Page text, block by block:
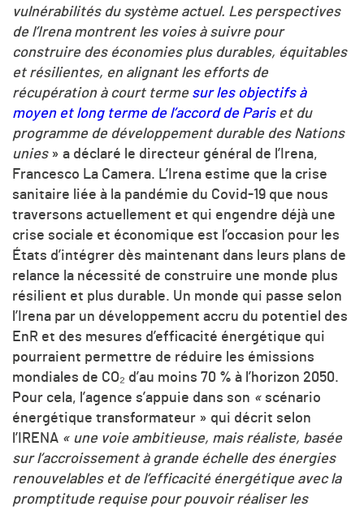
vulnérabilités du système actuel. Les perspectives
de l’Irena montrent les voies à suivre pour
construire des économies plus durables, équitables
et résilientes, en alignant les efforts de
récupération à court terme sur les objectifs à
moyen et long terme de l’accord de Pariset du
programme de développement durable des Nations
unies» a déclaré le directeur général de l’Irena,
Francesco La Camera. L’Irena estime que la crise
sanitaire liée à la pandémie du Covid-19 que nous
traversons actuellement et qui engendre déjà une
crise sociale et économique est l’occasion pour les
États d’intégrer dès maintenant dans leurs plans de
relance la nécessité de construire une monde plus
résilient et plus durable. Un monde qui passe selon
l’Irena par un développement accru du potentiel des
EnR et des mesures d’efficacité énergétique qui
pourraient permettre de réduire les émissions
mondiales de CO₂ d’au moins 70 % à l’horizon 2050.
Pour cela, l’agence s’appuie dans son « scénario
énergétique transformateur » qui décrit selon
l’IRENA « une voie ambitieuse, mais réaliste, basée
sur l’accroissement à grande échelle des énergies
renouvelables et de l’efficacité énergétique avec la
promptitude requise pour pouvoir réaliser les